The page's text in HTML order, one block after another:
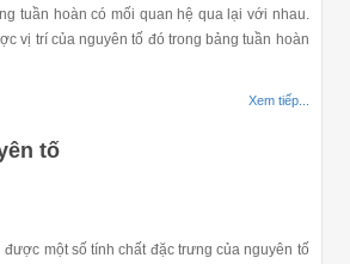
tuần hoàn có mối quan hệ qua lại với nhau.
vị trí của nguyên tố đó trong bảng tuần hoàn
Xem tiếp...
tố
một số tính chất đặc trưng của nguyên tố